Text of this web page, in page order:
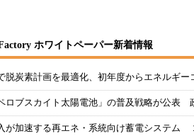
ホワイトペーパー新着情報
脱炭素計画を最適化、初年度からエネルギー
ロブスカイト太陽電池」の普及戦略が公表
が加速する再エネ・系統向け蓄電システム